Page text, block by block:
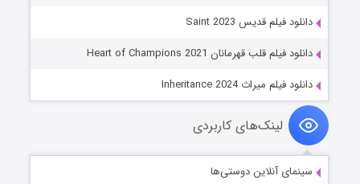
دانلود فیلم قدیس Saint 2023
دانلود فیلم قلب قهرمانان Heart of Champions 2021
دانلود فیلم میراث Inheritance 2024
لینک‌های کاربردی
سینمای آنلاین دوستی‌ها